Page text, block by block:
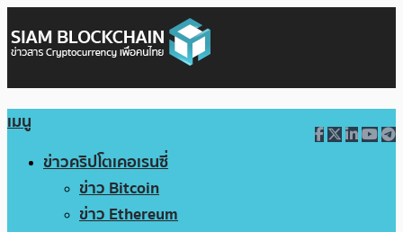
เมนู
ข่าวคริปโตเคอเรนซี่
ข่าว Bitcoin
ข่าว Ethereum